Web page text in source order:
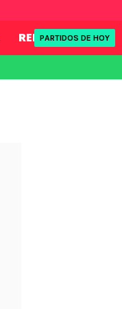
REDSPORT
PARTIDOS DE HOY